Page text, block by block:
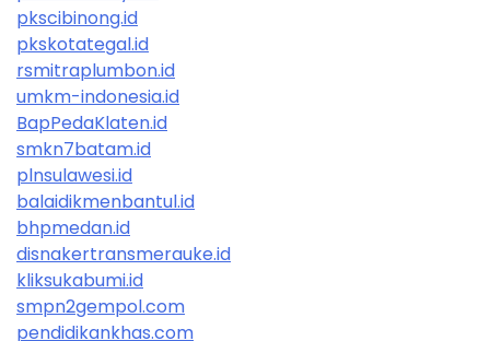
pkscibinong.id
pkskotategal.id
rsmitraplumbon.id
umkm-indonesia.id
BapPedaKlaten.id
smkn7batam.id
plnsulawesi.id
balaidikmenbantul.id
bhpmedan.id
disnakertransmerauke.id
kliksukabumi.id
smpn2gempol.com
pendidikankhas.com